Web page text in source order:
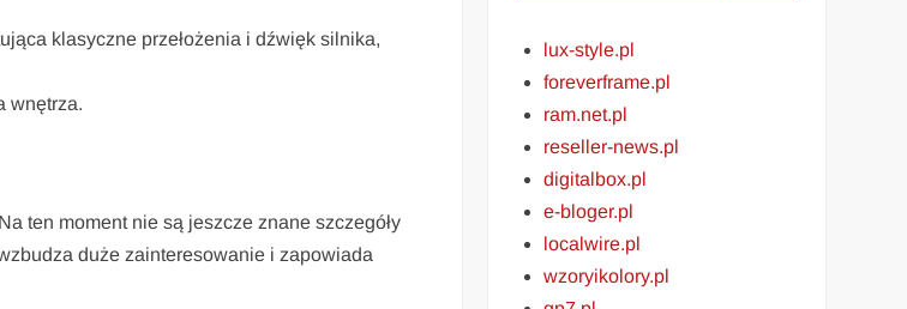
klasyczne przełożenia i dźwięk silnika,
wnętrza.
ten moment nie są jeszcze znane szczegóły
duże zainteresowanie i zapowiada
lux-style.pl
foreverframe.pl
ram.net.pl
reseller-news.pl
digitalbox.pl
e-bloger.pl
localwire.pl
wzoryikolory.pl